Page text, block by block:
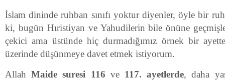
İslam dininde ruhban sınıfı yoktur diyenler, öyle bir
ki, bugün Hıristiyan ve Yahudilerin bile önüne
çekici ama üstünde hiç durmadığımız örnek bir
üzerinde düşünmeye davet etmek istiyorum.
AllahMaide suresi 116 ve 117. ayetlerde, daha